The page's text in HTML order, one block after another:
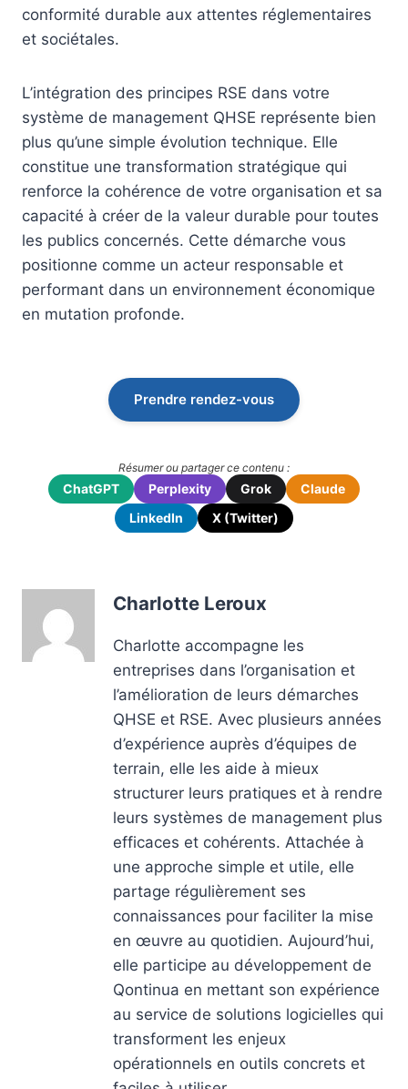
conformité durable aux attentes réglementaires
et sociétales.
L’intégration des principes RSE dans votre
système de management QHSE représente bien
plus qu’une simple évolution technique. Elle
constitue une transformation stratégique qui
renforce la cohérence de votre organisation et sa
capacité à créer de la valeur durable pour toutes
les publics concernés. Cette démarche vous
positionne comme un acteur responsable et
performant dans un environnement économique
en mutation profonde.
Prendre rendez-vous
Résumer ou partager ce contenu :
ChatGPT Perplexity Grok
Claude
LinkedIn
X (Twitter)
Charlotte Leroux
Charlotte accompagne les
entreprises dans l’organisation et
l’amélioration de leurs démarches
QHSE et RSE. Avec plusieurs années
d’expérience auprès d’équipes de
terrain, elle les aide à mieux
structurer leurs pratiques et à rendre
leurs systèmes de management plus
efficaces et cohérents. Attachée à
une approche simple et utile, elle
partage régulièrement ses
connaissances pour faciliter la mise
en œuvre au quotidien. Aujourd’hui,
elle participe au développement de
Qontinua en mettant son expérience
au service de solutions logicielles qui
transforment les enjeux
opérationnels en outils concrets et